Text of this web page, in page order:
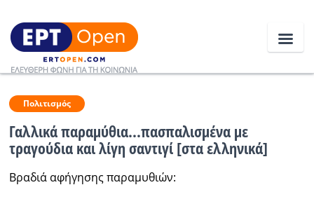
Ειδήσεις
Ελλάδα
Κοινωνία
Πολιτισμός
Γαλλικά παραμύθια...πασπαλισμένα με
τραγούδια και λίγη σαντιγί [στα ελληνικά]
Βραδιά αφήγησης παραμυθιών: